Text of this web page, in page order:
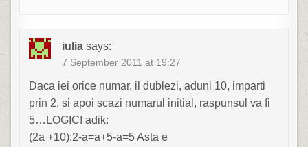
iulia says:
7 September 2011 at 19:27
Daca iei orice numar, il dublezi, aduni 10, imparti
prin 2, si apoi scazi numarul initial, raspunsul va fi
5…LOGIC! adik:
(2a +10):2-a=a+5-a=5 Asta e